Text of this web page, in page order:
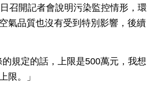
召開記者會說明污染監控情形，環
氣品質也沒有受到特別影響，後續
規定的話，上限是500萬元，我想
限。」